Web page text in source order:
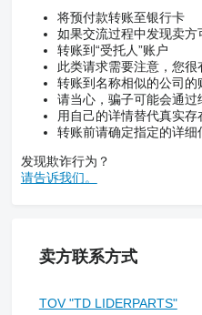
将预付款转账至银行卡
如果交流过程中发现卖方
转账到“受托人”账户
此类请求需要注意，您很
转账到名称相似的公司的
请当心，骗子可能会通过
用自己的详情替代真实
转账前请确定指定的详细
发现欺诈行为？
请告诉我们。
卖方联系方式
TOV "TD LIDERPARTS"